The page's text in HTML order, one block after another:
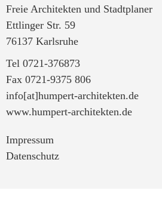
Freie Architekten und Stadtplaner
Ettlinger Str. 59
76137 Karlsruhe
Tel 0721-376873
Fax 0721-9375 806
info[at]humpert-architekten.de
www.humpert-architekten.de
Impressum
Datenschutz